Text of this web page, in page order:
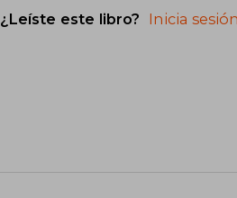
¿Leíste este libro? Inicia sesión